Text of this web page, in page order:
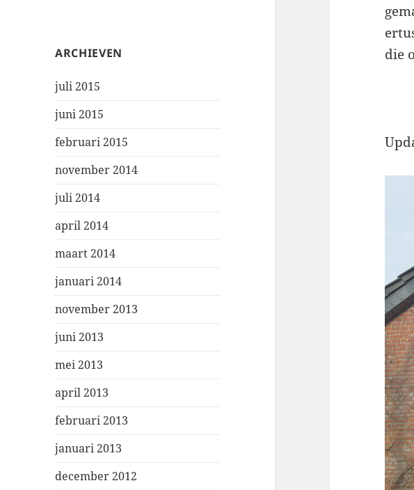
ARCHIEVEN
juli 2015
juni 2015
februari 2015
november 2014
juli 2014
april 2014
maart 2014
januari 2014
november 2013
juni 2013
mei 2013
april 2013
februari 2013
januari 2013
december 2012
die